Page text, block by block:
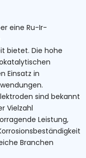
eine Ru-Ir-
bietet. Die hohe
Einsatz in
sind bekannt
Vielzahl
Leistung,
Branchen